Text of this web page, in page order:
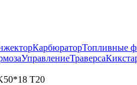
КарбюраторТопливные
УправлениеТраверса
T20